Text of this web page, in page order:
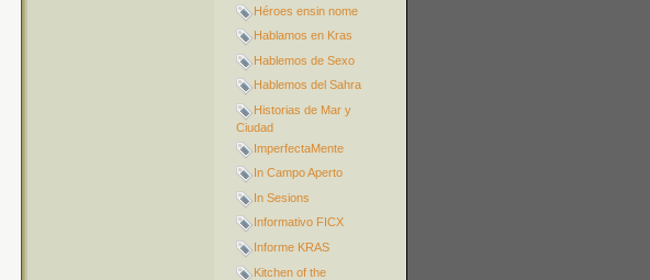
Héroes ensin nome
Hablamos en Kras
Hablemos de Sexo
Hablemos del Sahra
Historias de Mar y
Ciudad
ImperfectaMente
In Campo Aperto
In Sesions
Informativo FICX
Informe KRAS
Kitchen of the